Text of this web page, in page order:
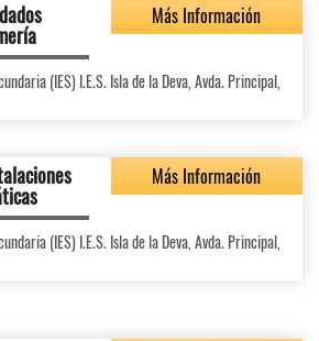
Más Información
(IES) I.E.S. Isla de la Deva, Avda. Principal,
Más Información
(IES) I.E.S. Isla de la Deva, Avda. Principal,